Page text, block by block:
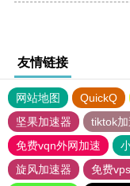
友情链接
网站地图 QuickQ
坚果加速器
tiktok
免费vqn外网加速
旋风加速器
免费